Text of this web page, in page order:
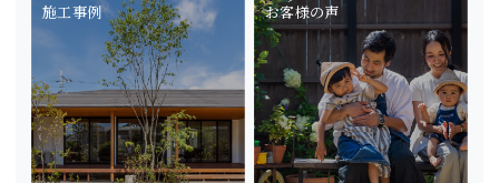
施工事例 お客様の声